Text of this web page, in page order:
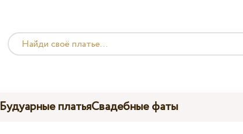
Будуарные платьяСвадебные фаты